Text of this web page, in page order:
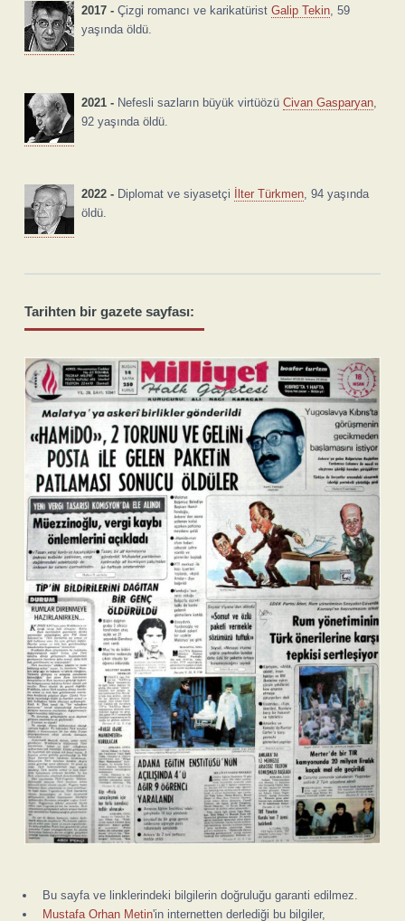
2017 - Çizgi romancı ve karikatürist Galip Tekin, 59
yaşında öldü.
2021 - Nefesli sazların büyük virtüözü Civan Gasparyan,
92 yaşında öldü.
2022 - Diplomat ve siyasetçi İlter Türkmen, 94 yaşında
öldü.
Tarihten bir gazete sayfası:
Bu sayfa ve linklerindeki bilgilerin doğruluğu garanti edilmez.
Mustafa Orhan Metin'in internetten derlediği bu bilgiler,